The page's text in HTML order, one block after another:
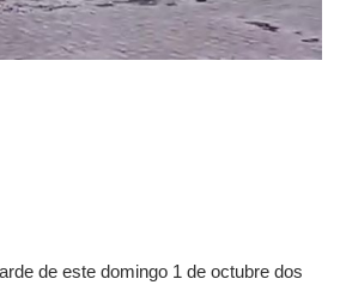
de este domingo 1 de octubre dos